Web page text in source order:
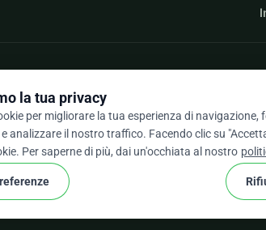
5 basato su oltre 500 recensioni
cookieImpostazioni Cookie
la tua privacy
per migliorare la tua esperienza di
analizzare il nostro traffico. Facendo clic su
Per saperne di più, dai un'occhiata al nostro